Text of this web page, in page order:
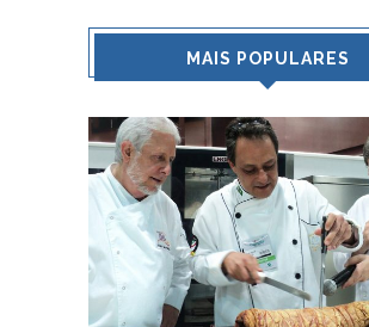
MAIS POPULARES